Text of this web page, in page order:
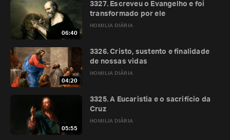
06:40
HOMILIA DIÁRIA
3327. Escreveu o Evangelho e foi
transformado por ele
04:20
HOMILIA DIÁRIA
3326. Cristo, sustento e finalidade
de nossas vidas
05:55
HOMILIA DIÁRIA
3325. A Eucaristia e o sacrifício da
Cruz